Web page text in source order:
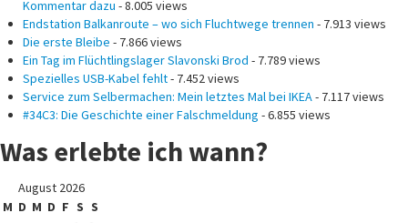
Kommentar dazu - 8.005 views
Endstation Balkanroute – wo sich Fluchtwege trennen - 7.913 views
Die erste Bleibe - 7.866 views
Ein Tag im Flüchtlingslager Slavonski Brod - 7.789 views
Spezielles USB-Kabel fehlt- 7.452 views
Service zum Selbermachen: Mein letztes Mal bei IKEA - 7.117 views
#34C3: Die Geschichte einer Falschmeldung - 6.855 views
Was erlebte ich wann?
August 2026
M D M D F S S